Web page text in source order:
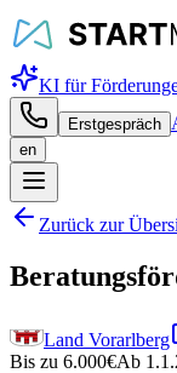
KI für
Erstgespräch
en
Zurück zur
Land Vorarlberg
Bis zu 6.000€Ab